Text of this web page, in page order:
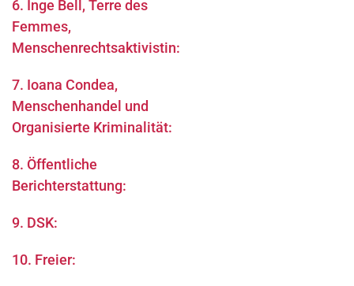
6. Inge Bell, Terre des
Femmes,
Menschenrechtsaktivistin:
7. Ioana Condea,
Menschenhandel und
Organisierte Kriminalität:
8. Öffentliche
Berichterstattung:
9. DSK:
10. Freier: